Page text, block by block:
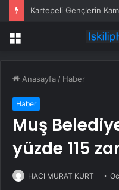
Kartepeli Gençlerin
Menü
Anasayfa / Haber
Haber
Muş
yüzde 115
HACI MURAT KURT